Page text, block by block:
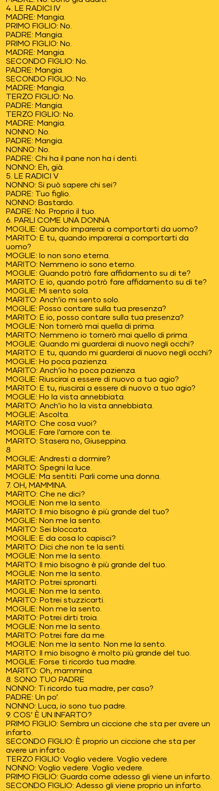
4. LE RADICI IV
MADRE: Mangia.
PRIMO FIGLIO: No.
PADRE: Mangia.
PRIMO FIGLIO: No.
MADRE: Mangia.
SECONDO FIGLIO: No.
PADRE: Mangia.
SECONDO FIGLIO: No.
MADRE: Mangia.
TERZO FIGLIO: No.
PADRE: Mangia.
TERZO FIGLIO: No.
MADRE: Mangia.
NONNO: No.
PADRE: Mangia.
NONNO: No.
PADRE: Chi ha il pane non ha i denti.
NONNO: Eh, già.
5. LE RADICI V
NONNO: Si può sapere chi sei?
PADRE: Tuo figlio.
NONNO: Bastardo.
PADRE: No. Proprio il tuo.
6. PARLI COME UNA DONNA
MOGLIE: Quando imparerai a comportarti da uomo?
MARITO: E tu, quando imparerai a comportarti da
uomo?
MOGLIE: Io non sono eterna.
MARITO: Nemmeno io sono eterno.
MOGLIE: Quando potrò fare affidamento su di te?
MARITO: E io, quando potrò fare affidamento su di te?
MOGLIE: Mi sento sola.
MARITO: Anch’io mi sento solo.
MOGLIE: Posso contare sulla tua presenza?
MARITO: E io, posso contare sulla tua presenza?
MOGLIE: Non tornerò mai quella di prima.
MARITO: Nemmeno io tornerò mai quello di prima.
MOGLIE: Quando mi guarderai di nuovo negli occhi?
MARITO: E tu, quando mi guarderai di nuovo negli occhi?
MOGLIE: Ho poca pazienza.
MARITO: Anch’io ho poca pazienza.
MOGLIE: Riuscirai a essere di nuovo a tuo agio?
MARITO: E tu, riuscirai a essere di nuovo a tuo agio?
MOGLIE: Ho la vista annebbiata.
MARITO: Anch’io ho la vista annebbiata.
MOGLIE: Ascolta.
MARITO: Che cosa vuoi?
MOGLIE: Fare l’amore con te.
MARITO: Stasera no, Giuseppina.
8
MOGLIE: Andresti a dormire?
MARITO: Spegni la luce.
MOGLIE: Ma sentiti. Parli come una donna.
7. OH, MAMMINA.
MARITO: Che ne dici?
MOGLIE: Non me la sento.
MARITO: Il mio bisogno è più grande del tuo?
MOGLIE: Non me la sento.
MARITO: Sei bloccata.
MOGLIE: E da cosa lo capisci?
MARITO: Dici che non te la senti.
MOGLIE: Non me la sento.
MARITO: Il mio bisogno è più grande del tuo.
MOGLIE: Non me la sento.
MARITO: Potrei spronarti.
MOGLIE: Non me la sento.
MARITO: Potrei stuzzicarti.
MOGLIE: Non me la sento.
MARITO: Potrei dirti troia.
MOGLIE: Non me la sento.
MARITO: Potrei fare da me.
MOGLIE: Non me la sento. Non me la sento.
MARITO: Il mio bisogno è molto più grande del tuo.
MOGLIE: Forse ti ricordo tua madre.
MARITO: Oh, mammina.
8. SONO TUO PADRE
NONNO: Ti ricordo tua madre, per caso?
PADRE: Un po’.
NONNO: Luca, io sono tuo padre.
9. COS’ È UN INFARTO?
PRIMO FIGLIO: Sembra un ciccione che sta per avere un
infarto.
SECONDO FIGLIO: È proprio un ciccione che sta per
avere un infarto.
TERZO FIGLIO: Voglio vedere. Voglio vedere.
NONNO: Voglio vedere. Voglio vedere.
PRIMO FIGLIO: Guarda come adesso gli viene un infarto.
SECONDO FIGLIO: Adesso gli viene proprio un infarto.